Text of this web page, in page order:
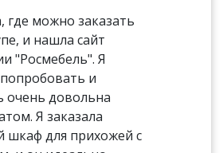
где можно заказать
и нашла сайт
"Росмебель". Я
и
очень довольна
Я заказала
шкаф для прихожей с